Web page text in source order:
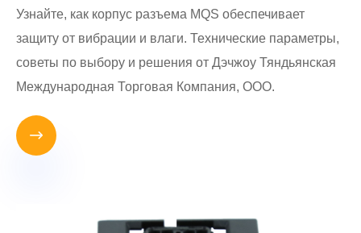
Узнайте, как корпус разъема MQS обеспечивает
защиту от вибрации и влаги. Технические параметры,
советы по выбору и решения от Дэчжоу Тяндьянская
Международная Торговая Компания, ООО.
